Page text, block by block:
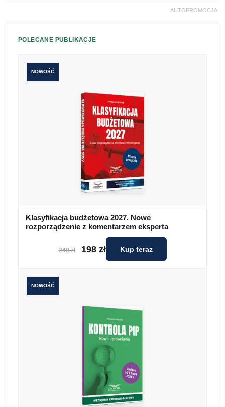
AUTOPROMOCJA
POLECANE PUBLIKACJE
NOWOŚĆ
Klasyfikacja budżetowa 2027. Nowe
rozporządzenie z komentarzem eksperta
249 zł 198 zł Kup teraz
NOWOŚĆ